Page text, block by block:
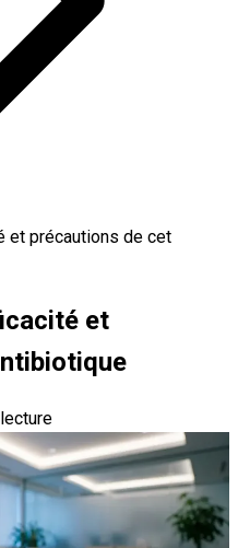
et précautions de cet
et